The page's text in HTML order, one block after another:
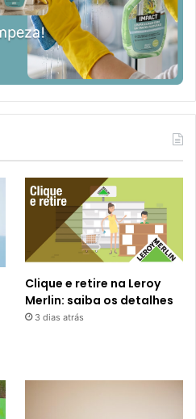
Clique e retire na Leroy
Merlin: saiba os detalhes
3 dias atrás